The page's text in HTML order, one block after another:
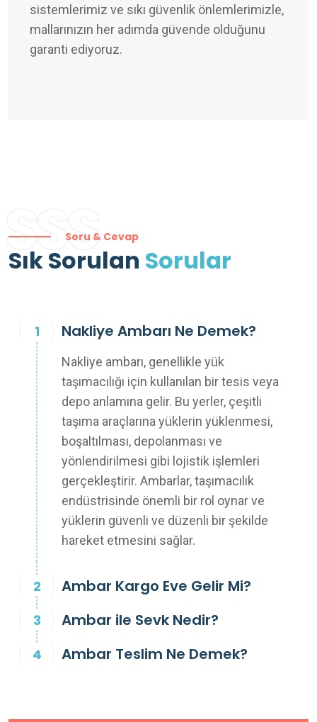
sistemlerimiz ve sıkı güvenlik önlemlerimizle,
mallarınızın her adımda güvende olduğunu
garanti ediyoruz.
SSSSoru & Cevap
Sık Sorulan Sorular
Nakliye Ambarı Ne Demek?
Nakliye ambarı, genellikle yük
taşımacılığı için kullanılan bir tesis veya
depo anlamına gelir. Bu yerler, çeşitli
taşıma araçlarına yüklerin yüklenmesi,
boşaltılması, depolanması ve
yönlendirilmesi gibi lojistik işlemleri
gerçekleştirir. Ambarlar, taşımacılık
endüstrisinde önemli bir rol oynar ve
yüklerin güvenli ve düzenli bir şekilde
hareket etmesini sağlar.
Ambar Kargo Eve Gelir Mi?
Ambar ile Sevk Nedir?
Ambar Teslim Ne Demek?